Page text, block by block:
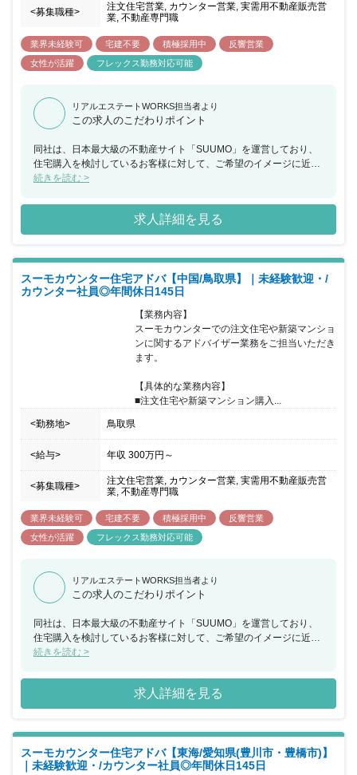
<募集職種>
注文住宅営業, カウンター営業, 実需用不動産販売営
業, 不動産専門職
業界未経験可 宅建不要 積極採用中
反響営業
女性が活躍
フレックス勤務対応可能
リアルエステートWORKS担当者より
この求人のこだわりポイント
同社は、日本最大級の不動産サイト「SUUMO」を運営しており、
住宅購入を検討しているお客様に対して、ご希望のイメージに近い
住宅・マンションを提供できるハウスメーカーや工務店を無料でご
回、福岡県にてスーモカウンターでの注文住宅や新築マンションに
関するアドバイザー業務をご担当いただける方を募集することとな
りました。お客様はご予約の上来店されるため、1組ごとに2時間程
間に必ずチームで相談する時間を設けているため、不動産未経験の
方でも安心をいただけるような環境であり、チームで協力をしなが
らお客様に向き合いご提案することが可能です。20代～40 代前半
までの女性が活躍しており、個人や店舗内での取り組みで非常に成
果が出た場合などは、『MVP』『MVT』として表彰を受け、事業の
施策として反映されることもあります。半期毎に紹介数・契約率・
カスタマーアンケートなどを総合的に振り返り、強みを評価し、弱
みは克服方法を一緒に考えています。チームで目標設定の上、達成
をチームで目指しています。
続きを読む >
求人詳細を見る
スーモカウンター住宅アドバ【中国/鳥取県】｜未経験歓迎・/
カウンター社員◎年間休日145日
【業務内容】
スーモカウンターでの注文住宅や新築マンショ
ンに関するアドバイザー業務をご担当いただき
ます。
【具体的な業務内容】
■注文住宅や新築マンション購入...
<勤務地> 鳥取県
<給与> 年収 300万円 ～
<募集職種>
注文住宅営業, カウンター営業, 実需用不動産販売営
業, 不動産専門職
業界未経験可 宅建不要 積極採用中
反響営業
女性が活躍
フレックス勤務対応可能
リアルエステートWORKS担当者より
この求人のこだわりポイント
同社は、日本最大級の不動産サイト「SUUMO」を運営しており、
住宅購入を検討しているお客様に対して、ご希望のイメージに近い
住宅・マンションを提供できるハウスメーカーや工務店を無料でご
回、福岡県にてスーモカウンターでの注文住宅や新築マンションに
関するアドバイザー業務をご担当いただける方を募集することとな
りました。お客様はご予約の上来店されるため、1組ごとに2時間程
間に必ずチームで相談する時間を設けているため、不動産未経験の
方でも安心をいただけるような環境であり、チームで協力をしなが
らお客様に向き合いご提案することが可能です。20代～40 代前半
続きを読む >
求人詳細を見る
スーモカウンター住宅アドバ【東海/愛知県(豊川市・豊橋市)】
｜未経験歓迎・/カウンター社員◎年間休日145日